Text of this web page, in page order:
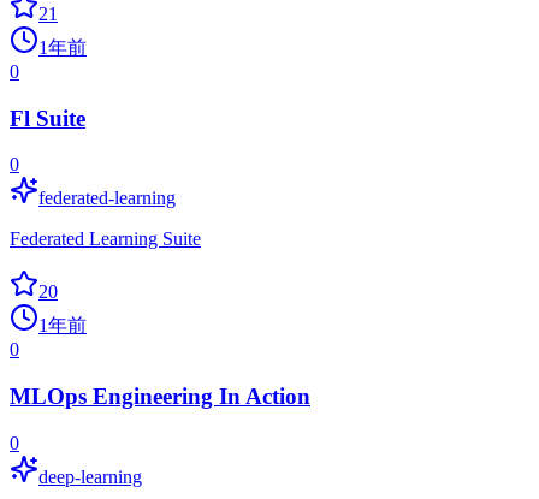
21
1年前
0
Fl Suite
0
federated-learning
Federated Learning Suite
20
1年前
0
MLOps Engineering In Action
0
deep-learning